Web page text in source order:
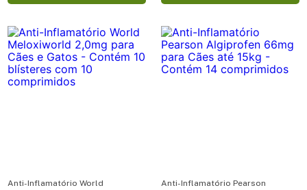
Anti-Inflamatório World
Anti-Inflamatório Pearson